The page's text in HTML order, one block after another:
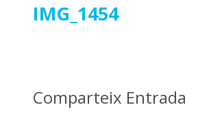
IMG_1454
Comparteix Entrada